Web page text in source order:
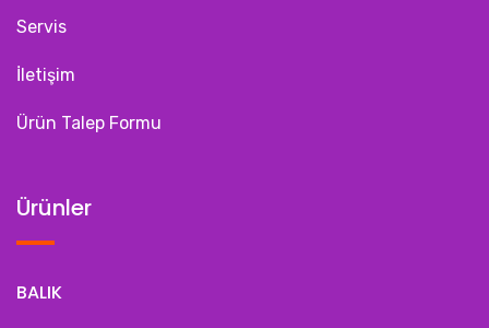
Servis
İletişim
Ürün Talep Formu
Ürünler
BALIK